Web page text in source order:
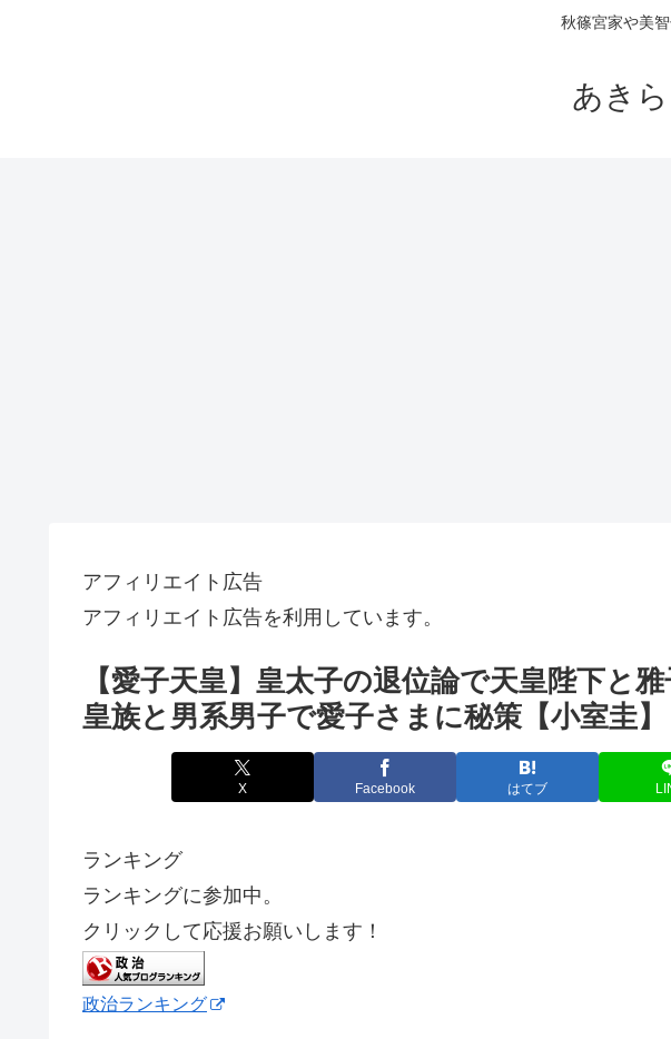
秋篠宮家や美
あき
アフィリエイト広告
アフィリエイト広告を利用しています。
【愛子天皇】皇太子の退位論で天皇陛下と
皇族と男系男子で愛子さまに秘策【小室圭】
X Facebook はてブ
ランキング
ランキングに参加中。
クリックして応援お願いします！
政治ランキング